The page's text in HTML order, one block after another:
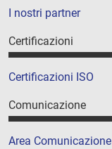
I nostri partner
Certificazioni
Certificazioni ISO
Comunicazione
Area Comunicazione